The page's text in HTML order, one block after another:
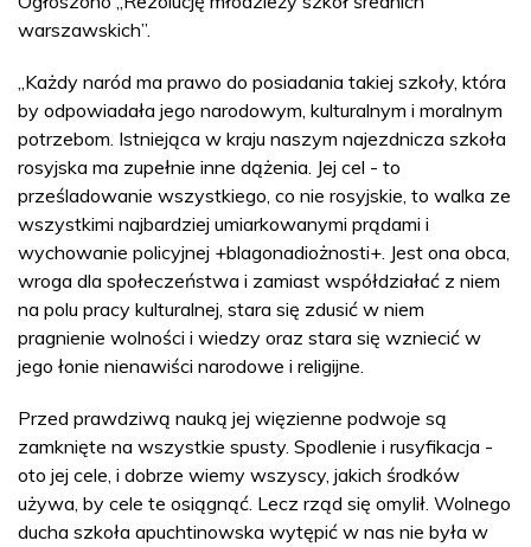
warszawskich”.
„Każdy naród ma prawo do posiadania takiej szkoły, która
by odpowiadała jego narodowym, kulturalnym i moralnym
potrzebom. Istniejąca w kraju naszym najezdnicza szkoła
rosyjska ma zupełnie inne dążenia. Jej cel - to
prześladowanie wszystkiego, co nie rosyjskie, to walka ze
wszystkimi najbardziej umiarkowanymi prądami i
wychowanie policyjnej +blagonadiożnosti+. Jest ona obca,
wroga dla społeczeństwa i zamiast współdziałać z niem
na polu pracy kulturalnej, stara się zdusić w niem
pragnienie wolności i wiedzy oraz stara się wzniecić w
jego łonie nienawiści narodowe i religijne.
Przed prawdziwą nauką jej więzienne podwoje są
zamknięte na wszystkie spusty. Spodlenie i rusyfikacja -
oto jej cele, i dobrze wiemy wszyscy, jakich środków
używa, by cele te osiągnąć. Lecz rząd się omylił. Wolnego
ducha szkoła apuchtinowska wytępić w nas nie była w